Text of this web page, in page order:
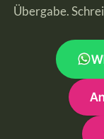
Übergabe.